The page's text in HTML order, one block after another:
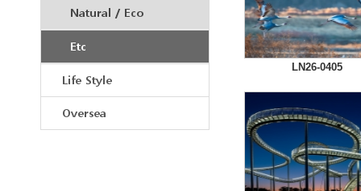
Natural / Eco
Etc
Life Style
Oversea
LN26-0405